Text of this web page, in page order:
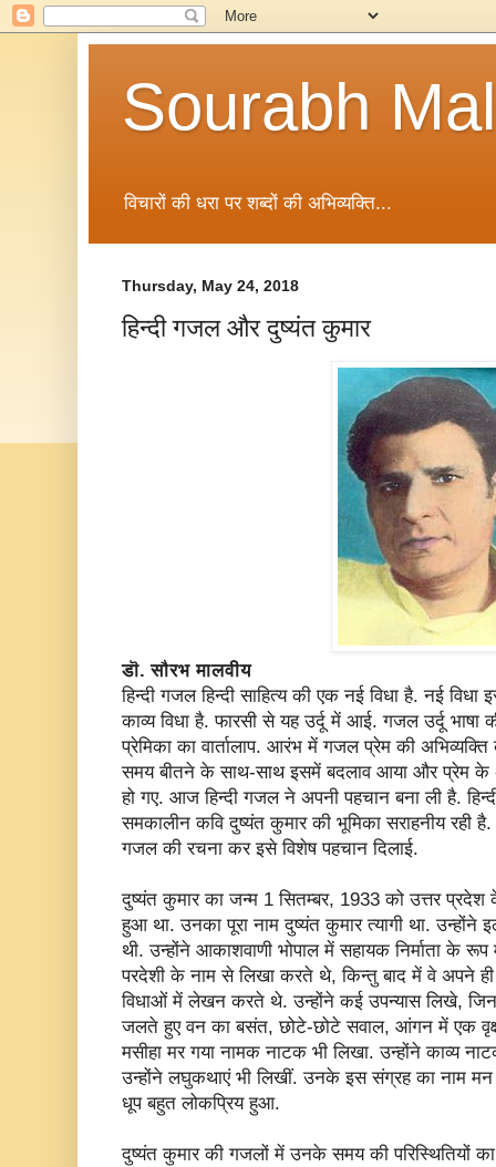
Sourabh
विचारों की धरा पर शब्दों की अभिव्यक्ति...
Thursday, May 24, 2018
हिन्दी गजल और दुष्यंत कुमार
डॊ. सौरभ मालवीय
हिन्दी गजल हिन्दी साहित्य की एक नई विधा है. नई
काव्य विधा है. फारसी से यह उर्दू में आई. गजल उर्दू
प्रेमिका का वार्तालाप. आरंभ में गजल प्रेम की
समय बीतने के साथ-साथ इसमें बदलाव आया और प्रेम के
हो गए. आज हिन्दी गजल ने अपनी पहचान बना ली है.
समकालीन कवि दुष्यंत कुमार की भूमिका सराहनीय रही है.
गजल की रचना कर इसे विशेष पहचान दिलाई.
दुष्यंत कुमार का जन्म 1 सितम्बर, 1933 को उत्तर प्रदेश
हुआ था. उनका पूरा नाम दुष्यंत कुमार त्यागी था. उन्होंने
थी. उन्होंने आकाशवाणी भोपाल में सहायक निर्माता के
परदेशी के नाम से लिखा करते थे, किन्तु बाद में वे अपने
विधाओं में लेखन करते थे. उन्होंने कई उपन्यास लिखे,
जलते हुए वन का बसंत, छोटे-छोटे सवाल, आंगन में एक
मसीहा मर गया नामक नाटक भी लिखा. उन्होंने काव्य
उन्होंने लघुकथाएं भी लिखीं. उनके इस संग्रह का नाम
धूप बहुत लोकप्रिय हुआ.
दुष्यंत कुमार की गजलों में उनके समय की परिस्थितियों